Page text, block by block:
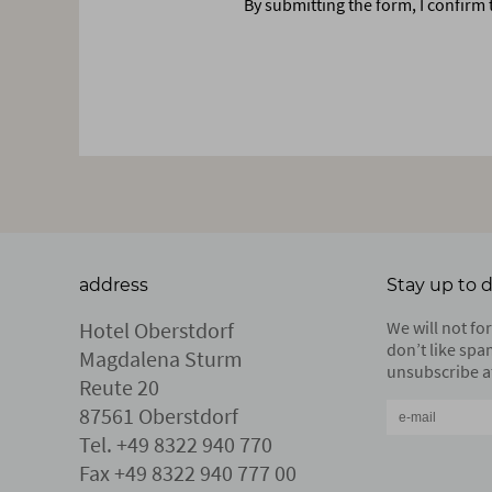
By submitting the form, I confirm
address
Hotel Oberstdorf
Magdalena Sturm
Reute 20
87561 Oberstdorf
Tel. +49 8322 940 770
Fax +49 8322 940 777 00
Stay up to
We will not
don’t like
unsubscribe